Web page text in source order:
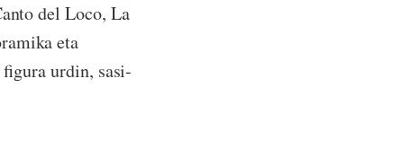
del Loco, La
eta
urdin, sasi-